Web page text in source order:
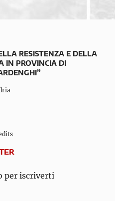
RESISTENZA E DELLA
IN PROVINCIA DI
per iscriverti